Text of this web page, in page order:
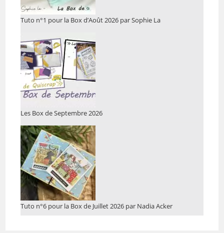
Tuto n°1 pour la Box d’Août 2026 par Sophie La
Les Box de Septembre 2026
Tuto n°6 pour la Box de Juillet 2026 par Nadia Acker